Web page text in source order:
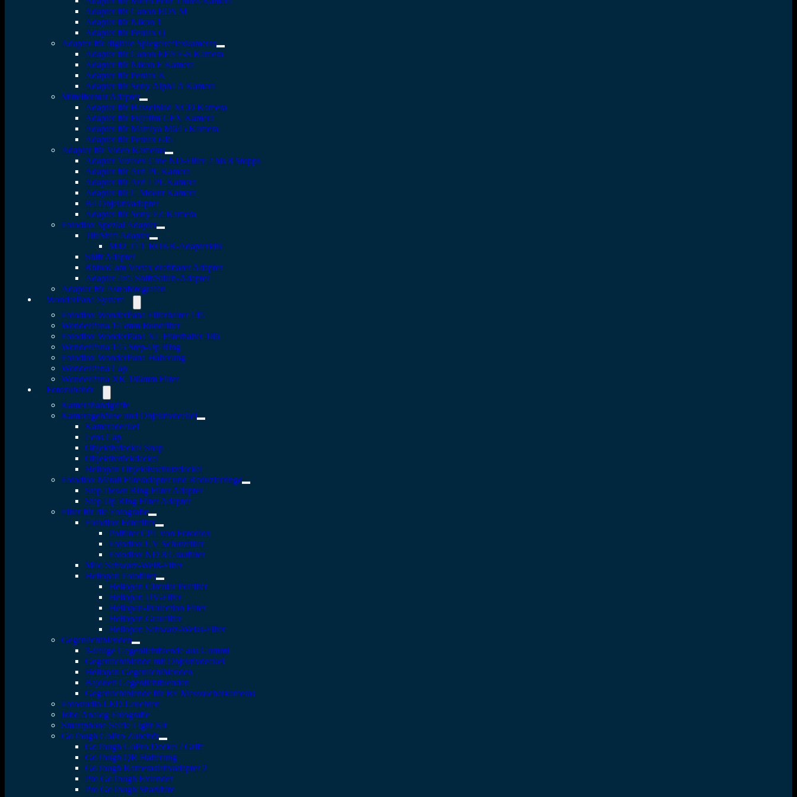
Adapter für Canon EOS M
Adapter für Nikon 1
Adapter für Pentax Q
Adapter für digitale Spiegelreflexkameras
Adapter für Canon EF/EF-S Kamera
Adapter für Nikon F Kamera
Adapter für Pentax K
Adapter für Sony Alpha A Kamera
Mittelformat Adapter
Adapter für Hasselblad XCD Kamera
Adapter für Fujifilm GFX Kamera
Adapter für Mamiya M645 Kamera
Adapter für Pentax 645
Adapter für Video Kameras
Adapter Vizelex Cine ND-Filter 2 bis 8 Stopps
Adapter für Arri PL Kamera
Adapter für Arri LPL Kamera
Adapter für C Mount Kamera
B4 Objektivadapter
Adapter für Sony FZ Kamera
Fotodiox Spezial Adapter
Tilt/Shift Adapter
M42 TLT ROKR-Adapterkits
Shift Adapter
RhinoCam Vertex drehbarer Adapter
Adapter 4×5 Shift/Stitch-Adapter
Adapter für Astrofotografen
WonderPana System
Fotodiox WonderPana Filterhalter 145
WonderPana 145mm Rundfilter
Fotodiox WonderPana XL Filterhalter 186
WonderPana 145 Step-Up Ring
Fotodiox WonderPana Halterung
WonderPana Cap
WonderPana XK 186mm Filter
Fotozubehör
Kamerahandgriffe
Kameragehäuse und Objektivdeckel
Kameradeckel
Lens Cap
Objektivdeckel Snap
Objektivrückdeckel
Heliopan Objektivschutzdeckel
Fotodiox Metall Filteradapter und Reduzierringe
Step Down Ring Filter Adapter
Step Up Ring Filter Adapter
Filter für die Fotografie
Fotodiox Fotofilter
Polfilter CPL von Fotodiox
Fotodiox UV Schutzfilter
Fotodiox ND 8 Graufilter
Milo Schwarz-Weiß-Filter
Heliopan Fotofilter
Heliopan Circular Polfilter
Heliopan UV-Filter
Heliopan-Protection Filter
Heliopan Graufilter
Heliopan Schwarz-Weiss-Filter
Gegenlichtblenden
3-teilige Gegenlichtblende aus Gummi
Gegenlichtblende mit Objektivdeckel
Heliopan Gegenlichtblenden
Bajonett Gegenlichtblenden
Gegenlichtblende für RF Messsucherkameras
Fotostudio LED Leuchten
Jobo Analog Fotografie
Smartphone Selfie Light Kit
GoTough GoPro Zubehör
GoTough GoPro Deckel / Griff
GoTough QR Halterung
GoTough Kamerastativadapter 2
Pro GoTough Extender
Pro GoTough Sharkbite